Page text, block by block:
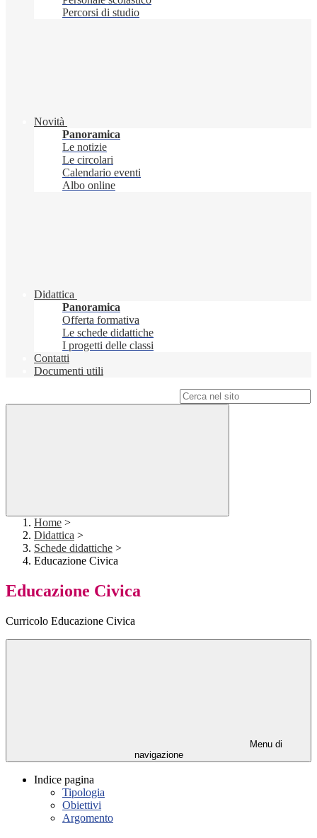
Percorsi di studio
Novità
Panoramica
Le notizie
Le circolari
Calendario eventi
Albo online
Didattica
Panoramica
Offerta formativa
Le schede didattiche
I progetti delle classi
Contatti
Documenti utili
Home >
Didattica >
Schede didattiche >
Educazione Civica
Educazione Civica
Curricolo Educazione Civica
Menu di
navigazione
Indice pagina
Tipologia
Obiettivi
Argomento